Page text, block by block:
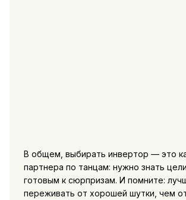
В общем, выбирать инвертор — это
партнера по танцам: нужно знать
готовым к сюрпризам. И помните:
переживать от хорошей шутки, чем